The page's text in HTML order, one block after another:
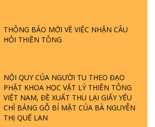
THÔNG BÁO MỚI VỀ VIỆC NHẬN CÂU
HỎI THIỀN TÔNG
NỘI QUY CỦA NGƯỜI TU THEO ĐẠO
PHẬT KHOA HỌC VẬT LÝ THIỀN TÔNG
VIỆT NAM, ĐỀ XUẤT THU LẠI GIẤY YẾU
CHỈ BẢNG GỖ BÍ MẬT CỦA BÀ NGUYỄN
THỊ QUẾ LAN
TTTD
GIẢI ĐÁP ĐẶC BIỆT P23 - THIÊN ĐÀNG Ở
GIẢI ĐÁP THIỀN TÔNG ĐẶC BIỆT P22 - TẠI
SAO TRÁI ĐẤT NHIỀU THIÊN TAI - LŨ LỤT
- HỎA HOẠN | TTTD